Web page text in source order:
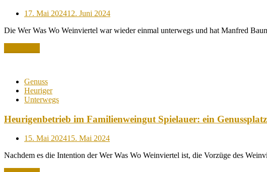
Posted
17. Mai 202412. Juni 2024
Die Wer Was Wo Weinviertel war wieder einmal unterwegs und hat Manfred
Genuss
Heuriger
Unterwegs
Heurigenbetrieb im Familienweingut Spielauer: ein
Posted
15. Mai 202415. Mai 2024
Nachdem es die Intention der Wer Was Wo Weinviertel ist, die Vorzüge des